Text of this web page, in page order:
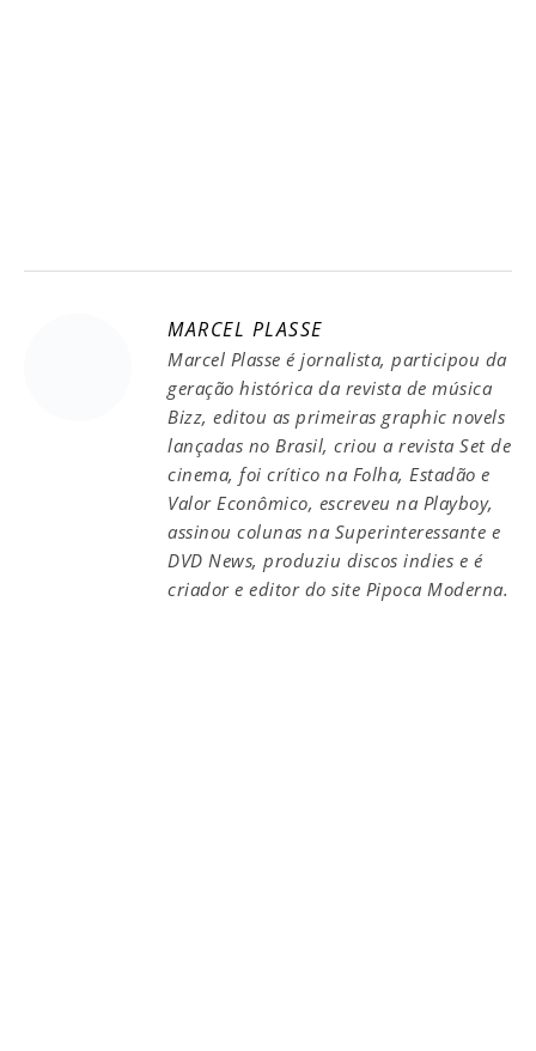
MARCEL PLASSE
Marcel Plasse é jornalista, participou da
geração histórica da revista de música
Bizz, editou as primeiras graphic novels
lançadas no Brasil, criou a revista Set de
cinema, foi crítico na Folha, Estadão e
Valor Econômico, escreveu na Playboy,
assinou colunas na Superinteressante e
DVD News, produziu discos indies e é
criador e editor do site Pipoca Moderna.